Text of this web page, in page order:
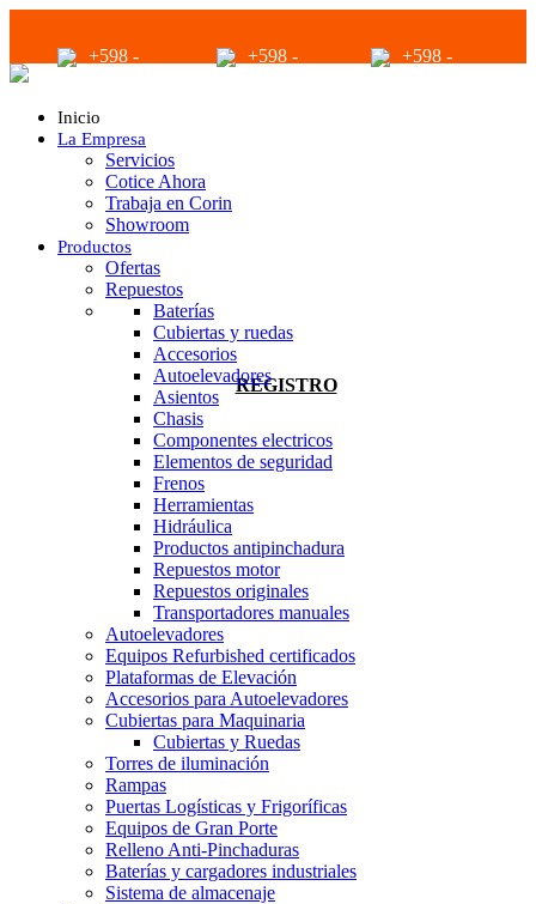
+598 -
2294 2040
+598 - +598 -
infoventas@corinrentup.com.uy
ACCEDER
REGISTRO
Inicio
La Empresa
Servicios
Cotice Ahora
Trabaja en Corin
Showroom
Productos
Ofertas
Repuestos
Baterías
Cubiertas y ruedas
Accesorios
Autoelevadores
Asientos
Chasis
Componentes electricos
Elementos de seguridad
Frenos
Herramientas
Hidráulica
Productos antipinchadura
Repuestos motor
Repuestos originales
Transportadores manuales
Autoelevadores
Equipos Refurbished certificados
Plataformas de Elevación
Accesorios para Autoelevadores
Cubiertas para Maquinaria
Cubiertas y Ruedas
Torres de iluminación
Rampas
Puertas Logísticas y Frigoríficas
Equipos de Gran Porte
Relleno Anti-Pinchaduras
Baterías y cargadores industriales
Sistema de almacenaje